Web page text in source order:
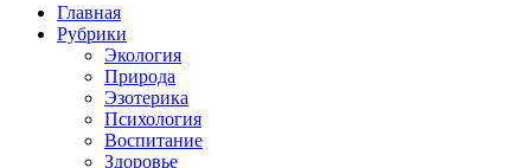
Главная
Рубрики
Экология
Природа
Эзотерика
Психология
Воспитание
Здоровье